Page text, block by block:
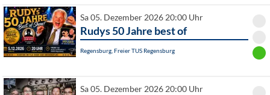
Sa 05. Dezember 2026 20:00 Uhr
Rudys 50 Jahre best of
Regensburg, Freier TUS Regensburg
Sa 05. Dezember 2026 20:00 Uhr